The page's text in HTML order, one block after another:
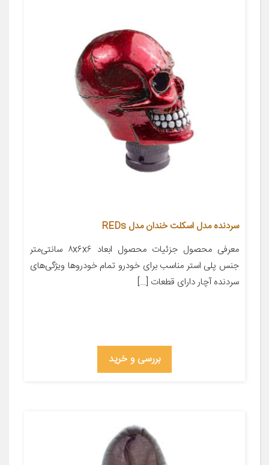
سردنده مدل اسکلت خندان مدل REDs
معرفی محصول جزئیات محصول ابعاد ۸x۶x۶ سانتی‌متر
جنس پلی استر مناسب برای خودرو تمام خودروها ویژگی‌های
سردنده آچار دارای قطعات […]
بررسی و خرید